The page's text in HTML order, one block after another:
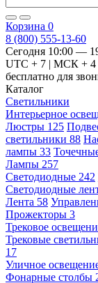
Корзина 0
8 (800) 555-13-60
Сегодня 10:00 —
UTC + 7 | МСК + 4
бесплатно для
Каталог
Светильники
Интерьерное
Люстры 125
светильники 88
лампы 33
Лампы 257
Светодиодные 242
Светодиодные
Лента 58
Прожекторы 3
Трековое
Трековые
17
Уличное
Фонарные столбы